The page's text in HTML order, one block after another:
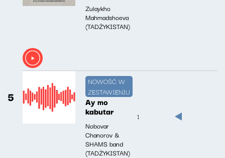
Zulaykho
Mahmadshoeva
(TADŻYKISTAN)
5
NOWOŚĆ W
ZESTAWIENIU
Ay mo
kabutar
Nobovar
Chanorov &
SHAMS band
(TADŻYKISTAN)
1